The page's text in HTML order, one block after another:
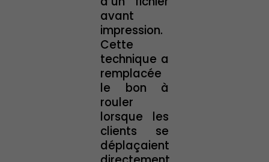
avant
impression.
Cette
technique a
remplacée
le bon à
rouler
lorsque les
clients se
déplaçaient